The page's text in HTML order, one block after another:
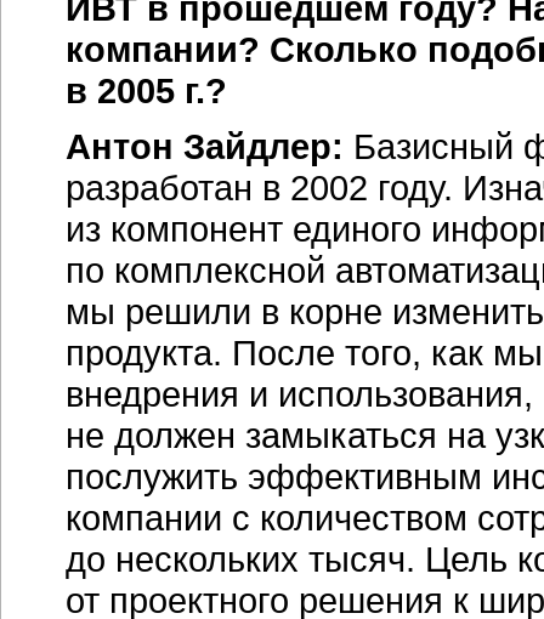
компании? Сколько
в 2005 г.?
Антон Зайдлер: Базисный
разработан в 2002 году.
из компонент единого
по комплексной
мы решили в корне
продукта. После того, как
внедрения и
не должен замыкаться на
послужить эффективным
компании с количеством
до нескольких тысяч. Цель
от проектного решения к